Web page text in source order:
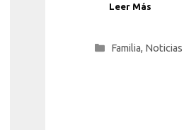
Leer Más
Categorías
Familia, Noticias